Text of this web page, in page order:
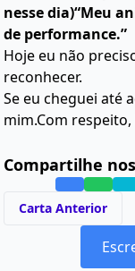
nesse dia)“Meu
de performance.”
Hoje eu não
reconhecer.
Se eu cheguei até
mim.Com respeito,
Compartilhe
Carta Anterior